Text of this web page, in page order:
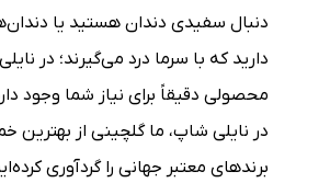
دنبال سفیدی دندان هستید یا
دارید که با سرما درد می‌گیرند؛ در
محصولی دقیقاً برای نیاز شما وجود
در نایلی شاپ، ما گلچینی از بهترین
برندهای معتبر جهانی را گردآوری